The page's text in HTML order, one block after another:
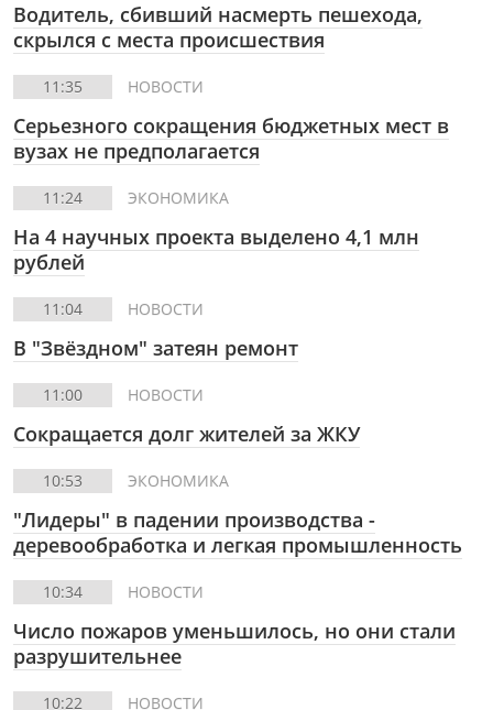
Водитель, сбивший насмерть пешехода,
скрылся с места происшествия
11:35 НОВОСТИ
Серьезного сокращения бюджетных мест в
вузах не предполагается
11:24 ЭКОНОМИКА
На 4 научных проекта выделено 4,1 млн
рублей
11:04 НОВОСТИ
В "Звёздном" затеян ремонт
11:00 НОВОСТИ
Сокращается долг жителей за ЖКУ
10:53 ЭКОНОМИКА
"Лидеры" в падении производства -
деревообработка и легкая промышленность
10:34 НОВОСТИ
Число пожаров уменьшилось, но они стали
разрушительнее
10:22 НОВОСТИ